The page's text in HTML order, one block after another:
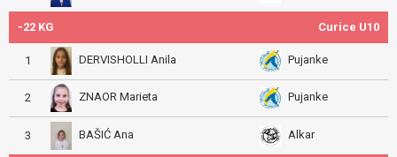
-22 KG Curice U10
1 DERVISHOLLI Anila Pujanke
2 ZNAOR Marieta Pujanke
3 BAŠIĆ Ana Alkar